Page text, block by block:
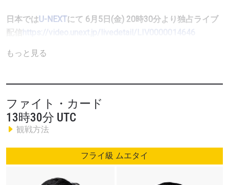
日本ではU-NEXTにて 6月5日(金) 20時30分より独占ライブ
配信
https://video.unext.jp/livedetail/LIV0000014646
両大会では、ムエタイ、キックボクシング、MMAルールの
手にとって、ONE Championshipとの10万米ドル契約獲得を
懸けた重要な一戦となる。
元ラジャダムナンスタジアム・ムエタイ世界王者のコンチ
ー、ヴァレリウ・ストルンガリとストロー級ムエタイで対
戦する。現在3連勝中のコンチャイは、危険なKOファイタ
ーを相手にフィニッシュ勝利を狙う。
もっと見る
ファイト・カード
13時30分 UTC
観戦方法
フライ級 ムエタイ